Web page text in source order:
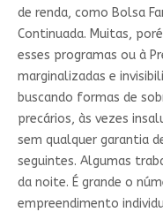
de renda, como Bolsa
Continuada. Muitas,
esses programas ou à
marginalizadas e
buscando formas de
precários, às vezes
sem qualquer garantia
seguintes. Algumas
da noite. É grande o
empreendimento